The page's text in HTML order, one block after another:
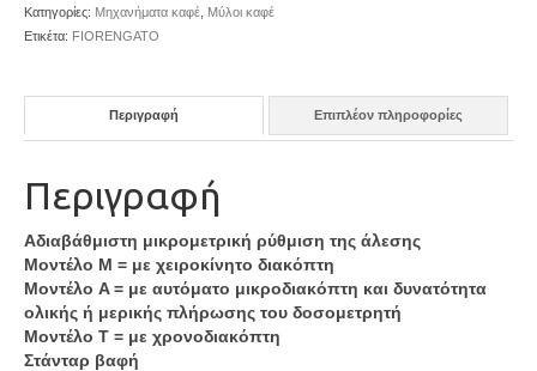
Κατηγορίες: Μηχανήματα καφέ Μύλοι καφέ
Ετικέτα: FIORENGATO
Περιγραφή Επιπλέον πληροφορίες
Περιγραφή
Αδιαβάθμιστη μικρομετρική ρύθμιση της άλεσης
Μοντέλο M = με χειροκίνητο διακόπτη
Μοντέλο A = με αυτόματο μικροδιακόπτη και δυνατότητα
ολικής ή μερικής πλήρωσης του δοσομετρητή
Μοντέλο T = με χρονοδιακόπτη
Στάνταρ βαφή